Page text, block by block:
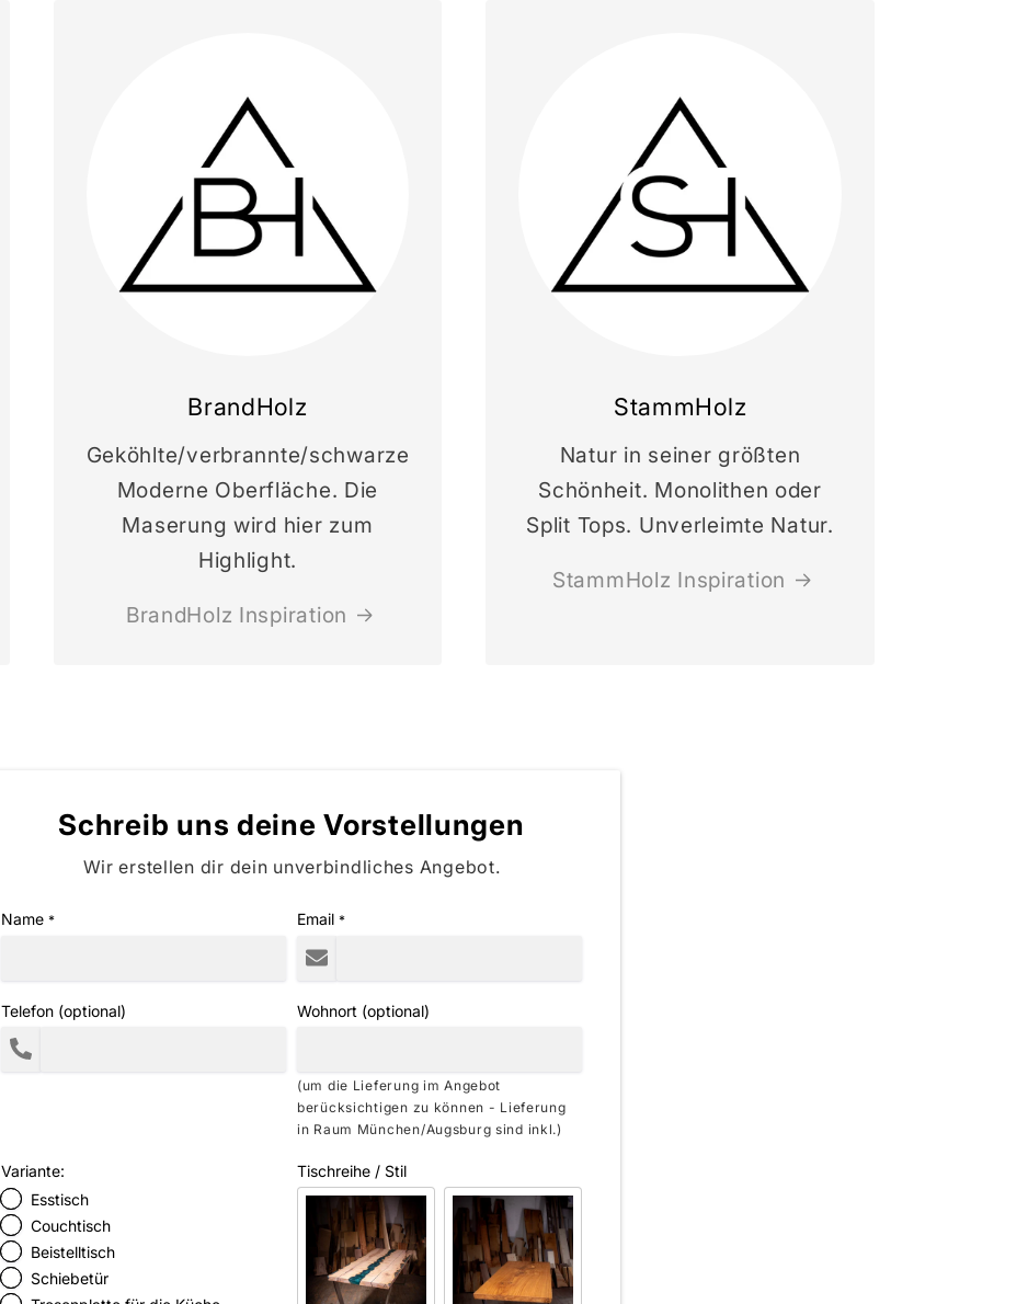
BrandHolz
Geköhlte/verbrannte/schwarze
Moderne Oberfläche. Die
Maserung wird hier zum
Highlight.
BrandHolz Inspiration
StammHolz
Natur in seiner größten
Schönheit. Monolithen oder
Split Tops. Unverleimte Natur.
StammHolz Inspiration
Schreib uns deine Vorstellungen
Wir erstellen dir dein unverbindliches Angebot.
Name * Email *
Telefon (optional) Wohnort (optional)
(um die Lieferung im Angebot
berücksichtigen zu können - Lieferung
in Raum München/Augsburg sind inkl.)
Variante:
Esstisch
Couchtisch
Beistelltisch
Schiebetür
Tischreihe / Stil